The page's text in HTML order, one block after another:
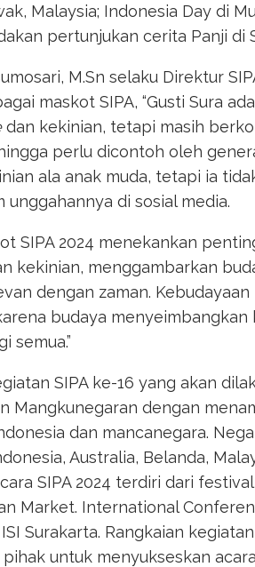
Malaysia; Indonesia Day di
pertunjukan cerita Panji di
M.Sn selaku Direktur
maskot SIPA, “Gusti Sura
dan kekinian, tetapi masih
perlu dicontoh oleh
ala anak muda, tetapi ia
unggahannya di sosial media.
SIPA 2024 menekankan
kekinian, menggambarkan
dengan zaman.
budaya
semua.”
SIPA ke-16 yang akan
Mangkunegaran dengan
dan mancanegara.
Australia, Belanda,
SIPA 2024 terdiri dari
Market. International
Surakarta. Rangkaian kegiatan
untuk menyukseskan